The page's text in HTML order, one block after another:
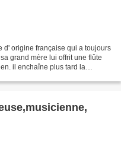
d' origine française qui a toujours
grand mère lui offrit une flûte
il enchaîne plus tard la